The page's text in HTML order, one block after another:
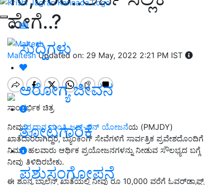
ಸುದ್ದಿಗಳು
ಆರೋಗ್ಯ ಜೀವನ
ತೋಟಗಾರಿಕೆ
ಪಶುಸಂಗೋಪನೆ
ಹೇಗೆ..?
MalteshUpdated on: 29 May, 2022 2:21 PM IST
ಸಾಂದರ್ಭಿಕ ಚಿತ್ರ
ನೀವುಪ್ರಧಾನ ಮಂತ್ರಿ ಜನ್-ಧನ್ ಯೋಜನೆಯ (PMJDY)
ಖಾತೆದಾರರಾಗಿದ್ದರೆ, ಬ್ಯಾಂಕಿಂಗ್ ಸೇವೆಗಳಿಗೆ ಸಾರ್ವತ್ರಿಕ ಪ್ರವೇಶದೊಂದಿಗೆ
ನಿಮಗೆ ಹಲವಾರು ಆರ್ಥಿಕ ಪ್ರಯೋಜನಗಳನ್ನು ನೀಡುವ ಸೌಲಭ್ಯದ ಬಗ್ಗೆ
ನೀವು ತಿಳಿದಿರಬೇಕು.
ಈ ಶೂನ್ಯ ಬ್ಯಾಲೆನ್ಸ್ ಖಾತೆಯಲ್ಲಿ ನೀವು ರೂ 10,000 ವರೆಗೆ ಓವರ್‌ಡ್ರಾಫ್ಟ್